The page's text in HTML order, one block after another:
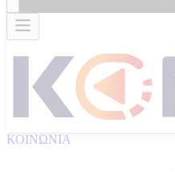
ΚΟΙΝΩΝΙΑ